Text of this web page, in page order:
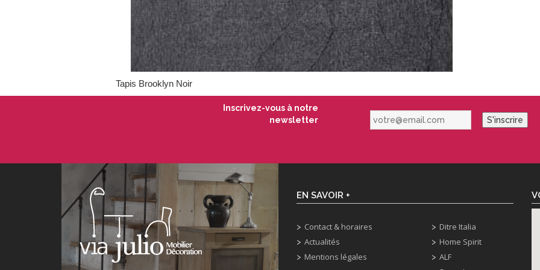
Tapis Brooklyn Noir
Inscrivez-vous à notre
newsletter
votre@email.com S'inscrire
EN SAVOIR +
Contact & horaires
Actualités
Mentions légales
Ditre Italia
Home Spirit
ALF